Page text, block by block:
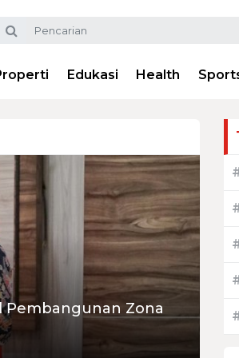
Edukasi Health
Pembangunan Zona